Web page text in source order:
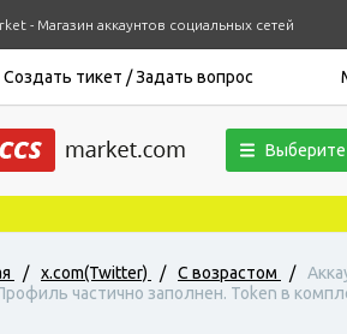
- Магазин аккаунтов социальных сетей
Создать тикет / Задать вопрос
Выберите
/ x.com(Twitter) / С возрастом /
частично заполнен. Token в